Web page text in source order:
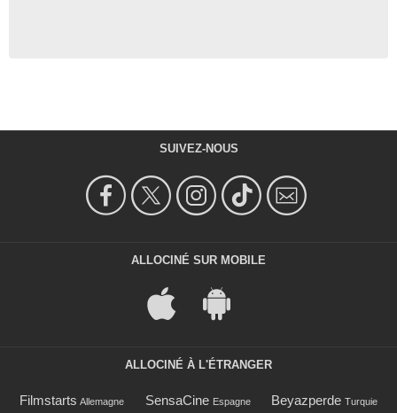
SUIVEZ-NOUS
ALLOCINÉ SUR MOBILE
ALLOCINÉ À L'ÉTRANGER
Filmstarts Allemagne SensaCine Espagne Beyazperde Turquie